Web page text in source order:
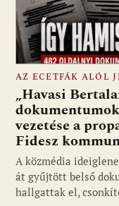
Fotó: media1.hu
AZ ECETFÁK ALÓL
„Havasi
vezetése a
Fidesz
A közmédia
át gyűjtött belső
hallgattak el,